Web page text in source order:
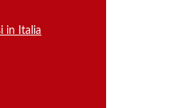
in Italia